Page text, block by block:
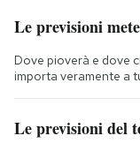
Le previsioni
Dove pioverà e dove
importa veramente a
Le previsioni del